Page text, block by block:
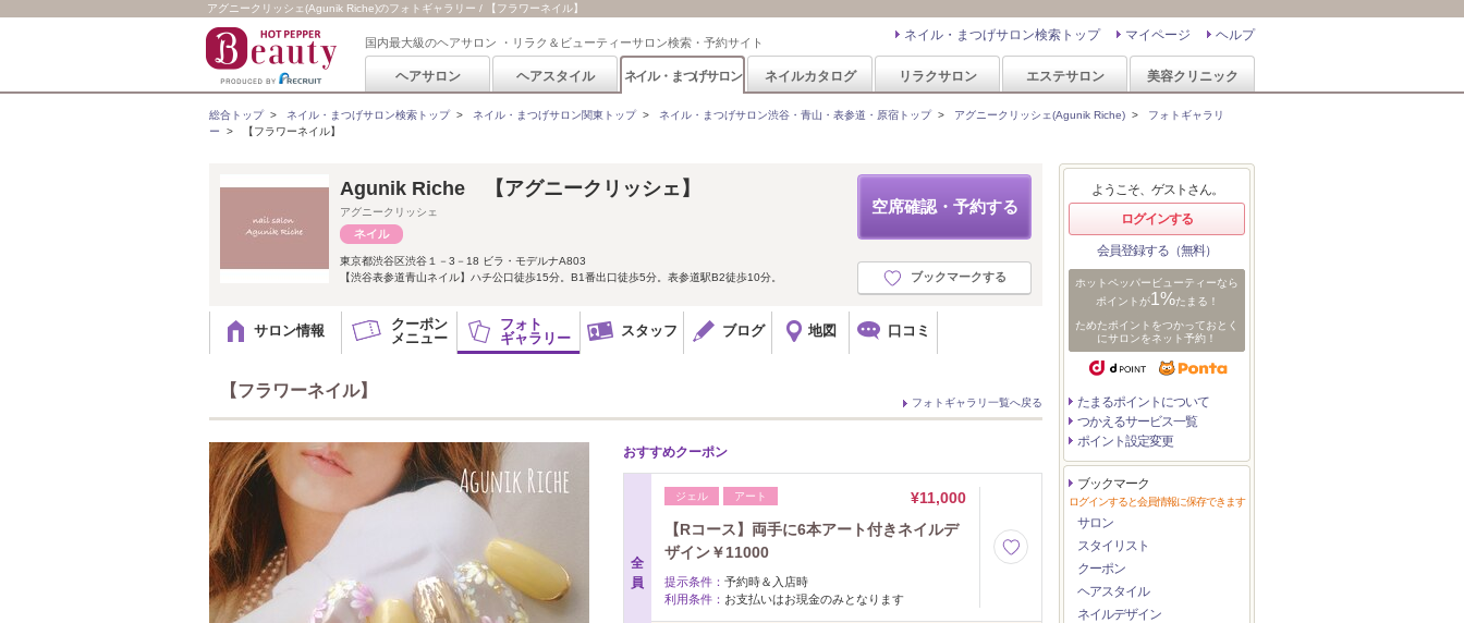
アグニークリッシェ(Agunik Riche)のフォトギャラリー / 【フラワーネイル】
国内最大級のヘアサロン ・リラク＆ビューティーサロン検索・予約サイト ヘルプ
マイページ
ネイル・まつげサロン検索トップ
ヘアサロン ヘアスタイル ネイル・まつげサロン ネイルカタログ リラクサロン エステサロン 美容クリニック
総合トップ> ネイル・まつげサロン検索トップ> ネイル・まつげサロン関東トップ> ネイル・まつげサロン渋谷・青山・表参道・原宿トップ> アグニークリッシェ(Agunik Riche) > フォトギャラリ
ー > 【フラワーネイル】
空席確認・予約する
ブックマークする
Agunik Riche 【アグニークリッシェ】
アグニークリッシェ
東京都渋谷区渋谷１－3－18 ビラ・モデルナA803
【渋谷表参道青山ネイル】ハチ公口徒歩15分。B1番出口徒歩5分。表参道駅B2徒歩10分。
サロン情報
クーポン
メニュー
フォト
ギャラリー
スタッフ ブログ 地図 口コミ
【フラワーネイル】
フォトギャラリ一覧へ戻る
おすすめクーポン
全
員
ジェル アート
¥11,000
【Rコース】両手に6本アート付きネイルデ
ザイン￥11000
提示条件： 予約時＆入店時
利用条件： お支払いはお現金のみとなります
ようこそ、ゲストさん。
ログインする
会員登録する（無料）
ホットペッパービューティーなら
ポイントが1%たまる！
ためたポイントをつかっておとく
にサロンをネット予約！
たまるポイントについて
つかえるサービス一覧
ポイント設定変更
ブックマーク
ログインすると会員情報に保存できます
サロン
スタイリスト
クーポン
ヘアスタイル
ネイルデザイン